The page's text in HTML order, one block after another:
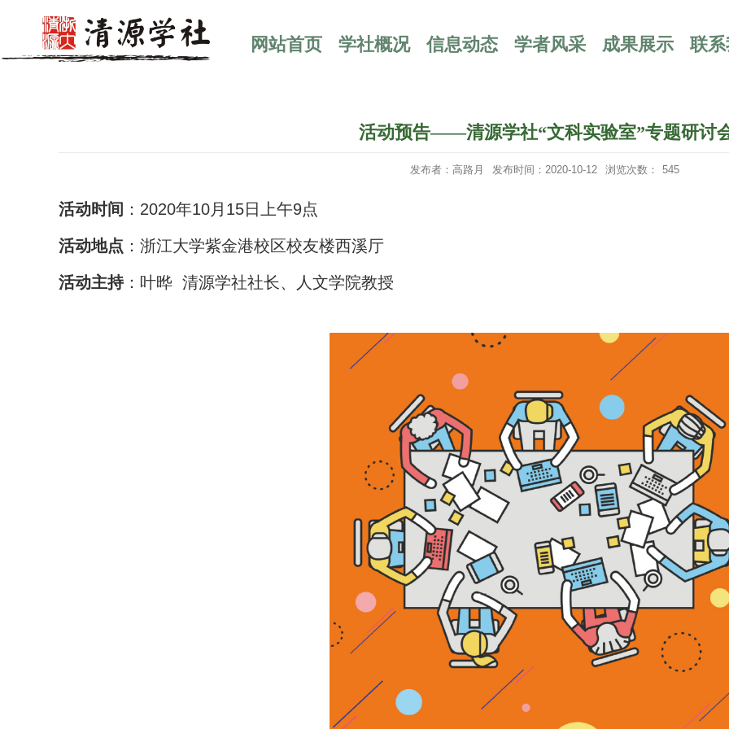
网站首页 学社概况 信息动态 学者风采 成果展示 联
活动预告——清源学社“文科实验室”专题研讨
发布者：高路月 发布时间：2020-10-12 浏览次数： 545
活动时间 ：2020年10月15日上午9点
活动地点 ：浙江大学紫金港校区校友楼西溪厅
活动主持：叶晔 清源学社社长、人文学院教授